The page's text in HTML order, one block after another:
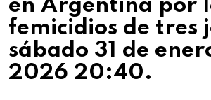
en Argentina por
femicidios de tres
sábado 31 de
2026 20:40.